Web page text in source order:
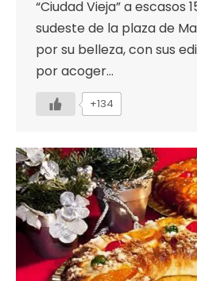
“Ciudad Vieja” a escasos
sudeste de la plaza de
por su belleza, con sus
por acoger…
+134